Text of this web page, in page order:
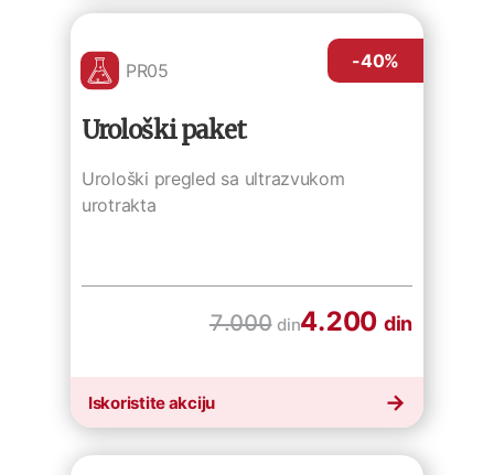
PR05
Urološki paket
Urološki pregled sa ultrazvukom
urotrakta
-40%
7.000 din4.200 din
Iskoristite akciju